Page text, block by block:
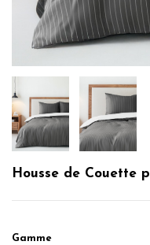
Housse de Couette
Gamme